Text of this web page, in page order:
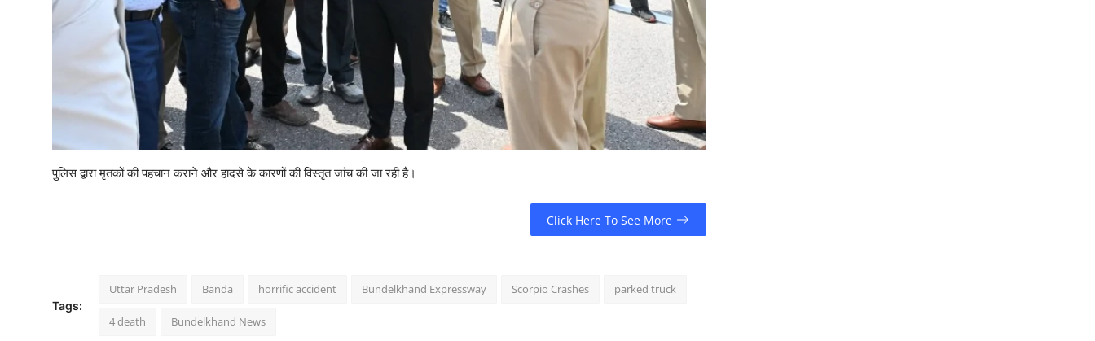
पुलिस द्वारा मृतकों की पहचान कराने और हादसे के कारणों की विस्तृत जांच की जा रही है।
Click Here To See More
Tags:
Uttar Pradesh Banda horrific accident Bundelkhand Expressway Scorpio Crashes parked truck
4 death Bundelkhand News